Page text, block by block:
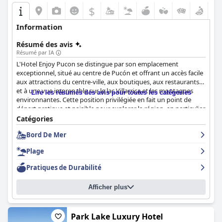
$
Information
Résumé des avis
Résumé par IA
L'Hotel Enjoy Pucon se distingue par son emplacement
exceptionnel, situé au centre de Pucón et offrant un accès facile
aux attractions du centre-ville, aux boutiques, aux restaurants
et à une vue imprenable sur le lac Villarrica et les montagnes
environnantes. Cette position privilégiée en fait un point de
départ pratique et paisible pour explorer la région, en particulier
pour ceux qui s'intéressent aux activités de plein air.
Le petit-déjeuner de l'hôtel est souvent loué pour sa variété et
abondantes et délicieuses. Cependant, des plaintes notables
concernent le caractère répétitif et les problèmes d'organisation
occasionnels pendant les périodes de pointe.
Les expériences de dîner sont mitigées, certains clients
appréciant la variété et le goût de la nourriture, tandis que
d'autres critiquent la qualité, le menu limité et les prix élevés.
Des incohérences de service ont également été signalées, ce qui
Lire les résumés des avis pour toutes les catégories
Catégories
Bord De Mer
Plage
Pratiques de Durabilité
Afficher plus
Park Lake Luxury Hotel